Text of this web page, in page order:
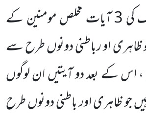
‘‘تک کی 3 آیات مخلص مومنین کے
ظاہری او رباطنی دونوں طرح سے
اس کے بعد دو آیتیں ان لوگوں
ظاہری اور باطنی دونوں طرح